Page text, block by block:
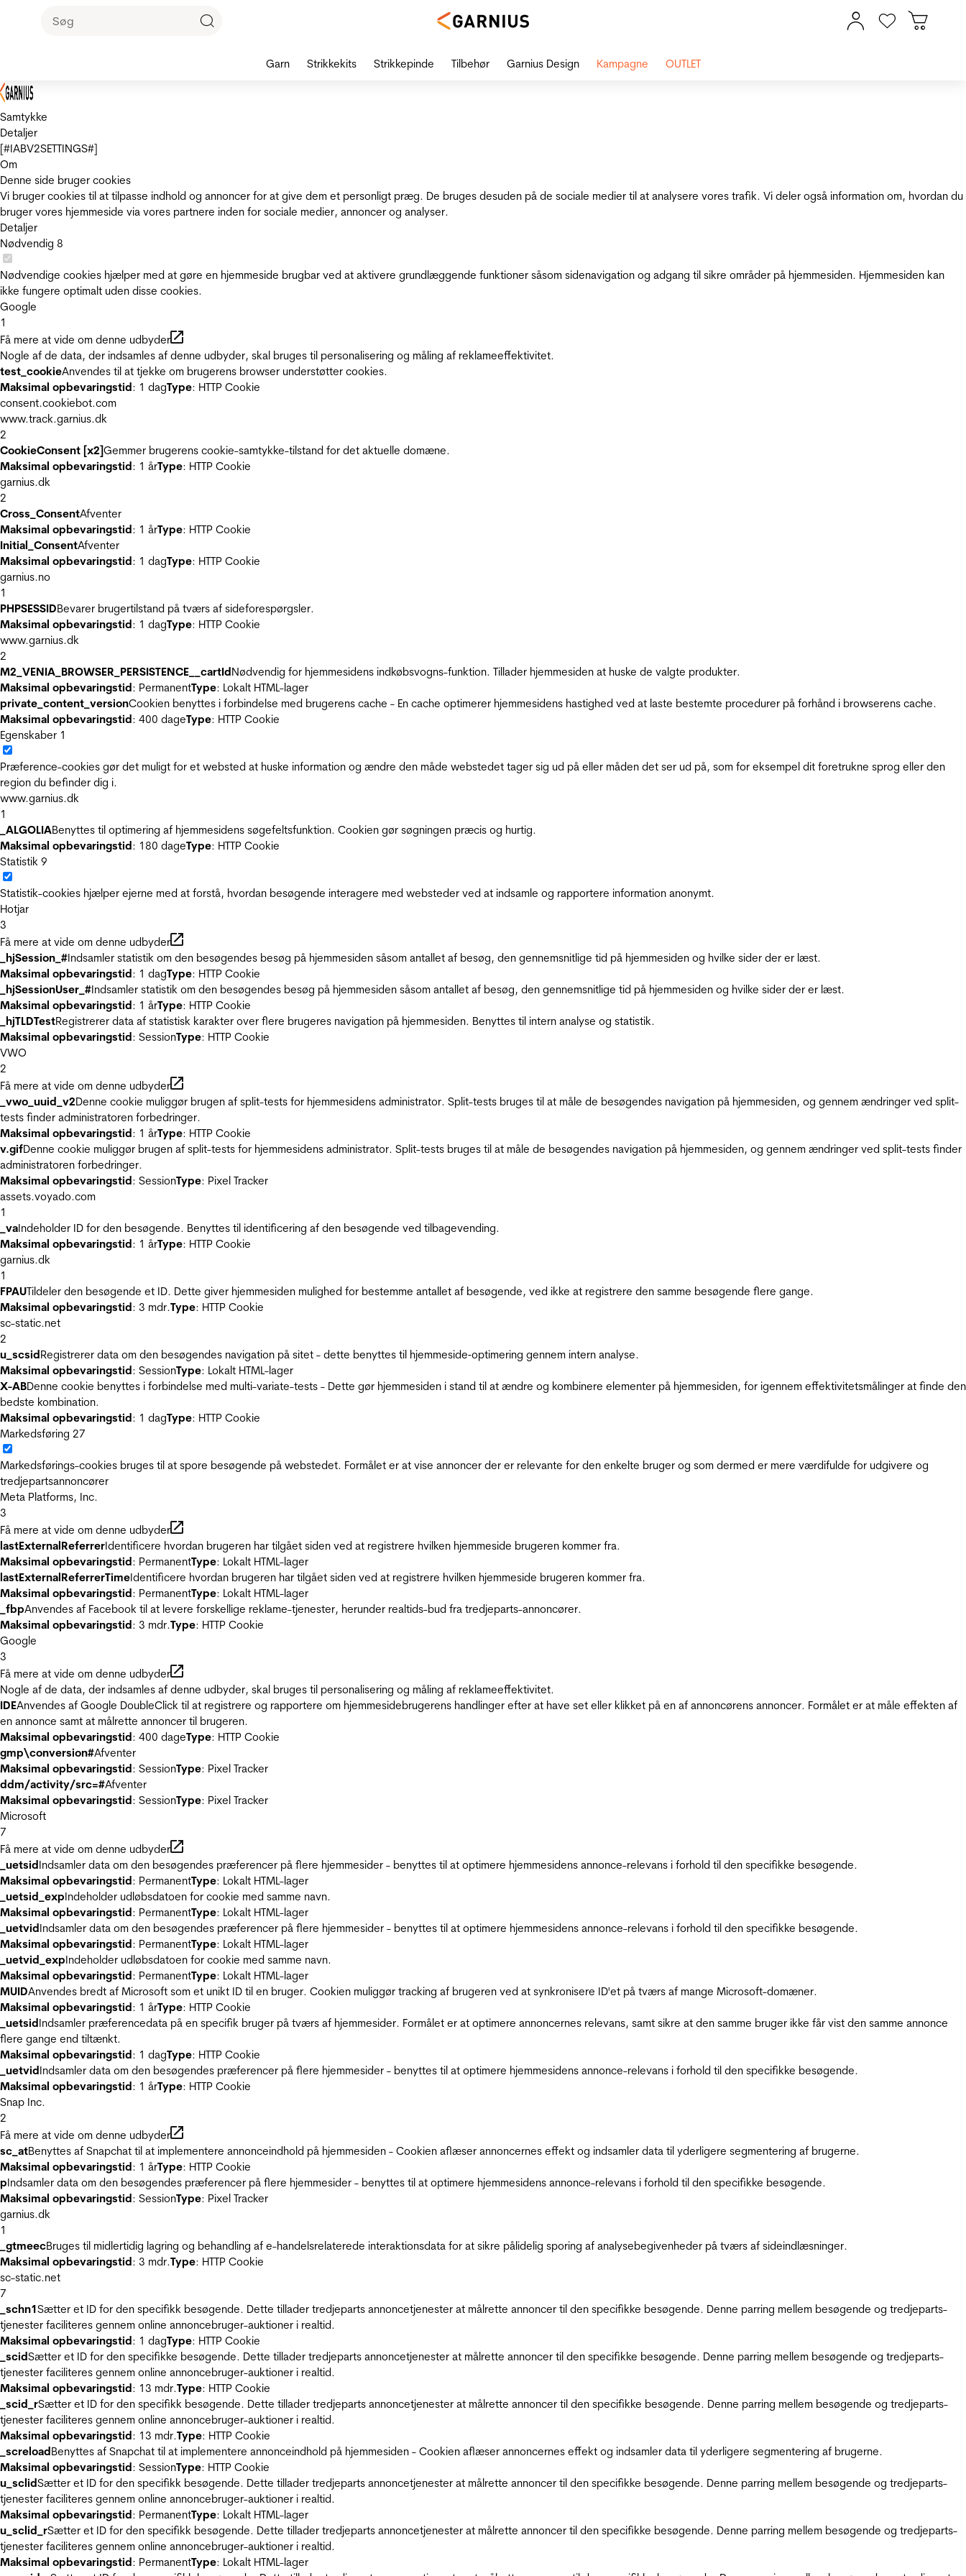
Samtykke
Detaljer
[#IABV2SETTINGS#]
Om
Denne side bruger cookies
Vi bruger cookies til at tilpasse indhold og annoncer for at give dem et personligt præg. De bruges desuden på de sociale medier til at analysere vores trafik. Vi deler også information om, hvordan du
bruger vores hjemmeside via vores partnere inden for sociale medier, annoncer og analyser.
Detaljer
Nødvendig 8
Nødvendige cookies hjælper med at gøre en hjemmeside brugbar ved at aktivere grundlæggende funktioner såsom sidenavigation og adgang til sikre områder på hjemmesiden. Hjemmesiden kan
ikke fungere optimalt uden disse cookies.
Google
1
Få mere at vide om denne udbyder
Nogle af de data, der indsamles af denne udbyder, skal bruges til personalisering og måling af reklameeffektivitet.
test_cookieAnvendes til at tjekke om brugerens browser understøtter cookies.
Maksimal opbevaringstid: 1 dagType: HTTP Cookie
consent.cookiebot.com
www.track.garnius.dk
2
CookieConsent [x2]Gemmer brugerens cookie-samtykke-tilstand for det aktuelle domæne.
Maksimal opbevaringstid: 1 årType: HTTP Cookie
garnius.dk
2
Cross_ConsentAfventer
Maksimal opbevaringstid: 1 årType: HTTP Cookie
Initial_ConsentAfventer
Maksimal opbevaringstid: 1 dagType: HTTP Cookie
garnius.no
1
PHPSESSIDBevarer brugertilstand på tværs af sideforespørgsler.
Maksimal opbevaringstid: 1 dagType: HTTP Cookie
www.garnius.dk
2
M2_VENIA_BROWSER_PERSISTENCE__cartIdNødvendig for hjemmesidens indkøbsvogns-funktion. Tillader hjemmesiden at huske de valgte produkter.
Maksimal opbevaringstid: PermanentType: Lokalt HTML-lager
private_content_versionCookien benyttes i forbindelse med brugerens cache - En cache optimerer hjemmesidens hastighed ved at laste bestemte procedurer på forhånd i browserens cache.
Maksimal opbevaringstid: 400 dageType: HTTP Cookie
Egenskaber 1
Præference-cookies gør det muligt for et websted at huske information og ændre den måde webstedet tager sig ud på eller måden det ser ud på, som for eksempel dit foretrukne sprog eller den
region du befinder dig i.
www.garnius.dk
1
_ALGOLIABenyttes til optimering af hjemmesidens søgefeltsfunktion. Cookien gør søgningen præcis og hurtig.
Maksimal opbevaringstid: 180 dageType: HTTP Cookie
Statistik 9
Statistik-cookies hjælper ejerne med at forstå, hvordan besøgende interagere med websteder ved at indsamle og rapportere information anonymt.
Hotjar
3
Få mere at vide om denne udbyder
_hjSession_#Indsamler statistik om den besøgendes besøg på hjemmesiden såsom antallet af besøg, den gennemsnitlige tid på hjemmesiden og hvilke sider der er læst.
Maksimal opbevaringstid: 1 dagType: HTTP Cookie
_hjSessionUser_#Indsamler statistik om den besøgendes besøg på hjemmesiden såsom antallet af besøg, den gennemsnitlige tid på hjemmesiden og hvilke sider der er læst.
Maksimal opbevaringstid: 1 årType: HTTP Cookie
_hjTLDTestRegistrerer data af statistisk karakter over flere brugeres navigation på hjemmesiden. Benyttes til intern analyse og statistik.
Maksimal opbevaringstid: SessionType: HTTP Cookie
VWO
2
Få mere at vide om denne udbyder
_vwo_uuid_v2Denne cookie muliggør brugen af split-tests for hjemmesidens administrator. Split-tests bruges til at måle de besøgendes navigation på hjemmesiden, og gennem ændringer ved split-
tests finder administratoren forbedringer.
Maksimal opbevaringstid: 1 årType: HTTP Cookie
v.gifDenne cookie muliggør brugen af split-tests for hjemmesidens administrator. Split-tests bruges til at måle de besøgendes navigation på hjemmesiden, og gennem ændringer ved split-tests finder
administratoren forbedringer.
Maksimal opbevaringstid: SessionType: Pixel Tracker
assets.voyado.com
1
_vaIndeholder ID for den besøgende. Benyttes til identificering af den besøgende ved tilbagevending.
Maksimal opbevaringstid: 1 årType: HTTP Cookie
garnius.dk
1
FPAUTildeler den besøgende et ID. Dette giver hjemmesiden mulighed for bestemme antallet af besøgende, ved ikke at registrere den samme besøgende flere gange.
Maksimal opbevaringstid: 3 mdr.Type: HTTP Cookie
sc-static.net
2
u_scsidRegistrerer data om den besøgendes navigation på sitet - dette benyttes til hjemmeside‐optimering gennem intern analyse.
Maksimal opbevaringstid: SessionType: Lokalt HTML-lager
X-ABDenne cookie benyttes i forbindelse med multi-variate-tests - Dette gør hjemmesiden i stand til at ændre og kombinere elementer på hjemmesiden, for igennem effektivitetsmålinger at finde den
bedste kombination.
Maksimal opbevaringstid: 1 dagType: HTTP Cookie
Markedsføring 27
Markedsførings-cookies bruges til at spore besøgende på webstedet. Formålet er at vise annoncer der er relevante for den enkelte bruger og som dermed er mere værdifulde for udgivere og
tredjepartsannoncører
Meta Platforms, Inc.
3
Få mere at vide om denne udbyder
lastExternalReferrerIdentificere hvordan brugeren har tilgået siden ved at registrere hvilken hjemmeside brugeren kommer fra.
Maksimal opbevaringstid: PermanentType: Lokalt HTML-lager
lastExternalReferrerTimeIdentificere hvordan brugeren har tilgået siden ved at registrere hvilken hjemmeside brugeren kommer fra.
Maksimal opbevaringstid: PermanentType: Lokalt HTML-lager
_fbpAnvendes af Facebook til at levere forskellige reklame-tjenester, herunder realtids-bud fra tredjeparts-annoncører.
Maksimal opbevaringstid: 3 mdr.Type: HTTP Cookie
Google
3
Få mere at vide om denne udbyder
Nogle af de data, der indsamles af denne udbyder, skal bruges til personalisering og måling af reklameeffektivitet.
IDEAnvendes af Google DoubleClick til at registrere og rapportere om hjemmesidebrugerens handlinger efter at have set eller klikket på en af annoncørens annoncer. Formålet er at måle effekten af
en annonce samt at målrette annoncer til brugeren.
Maksimal opbevaringstid: 400 dageType: HTTP Cookie
gmp\conversion#Afventer
Maksimal opbevaringstid: SessionType: Pixel Tracker
ddm/activity/src=#Afventer
Maksimal opbevaringstid: SessionType: Pixel Tracker
Microsoft
7
Få mere at vide om denne udbyder
_uetsidIndsamler data om den besøgendes præferencer på flere hjemmesider - benyttes til at optimere hjemmesidens annonce-relevans i forhold til den specifikke besøgende.
Maksimal opbevaringstid: PermanentType: Lokalt HTML-lager
_uetsid_expIndeholder udløbsdatoen for cookie med samme navn.
Maksimal opbevaringstid: PermanentType: Lokalt HTML-lager
_uetvidIndsamler data om den besøgendes præferencer på flere hjemmesider - benyttes til at optimere hjemmesidens annonce-relevans i forhold til den specifikke besøgende.
Maksimal opbevaringstid: PermanentType: Lokalt HTML-lager
_uetvid_expIndeholder udløbsdatoen for cookie med samme navn.
Maksimal opbevaringstid: PermanentType: Lokalt HTML-lager
MUIDAnvendes bredt af Microsoft som et unikt ID til en bruger. Cookien muliggør tracking af brugeren ved at synkronisere ID'et på tværs af mange Microsoft-domæner.
Maksimal opbevaringstid: 1 årType: HTTP Cookie
_uetsidIndsamler præferencedata på en specifik bruger på tværs af hjemmesider. Formålet er at optimere annoncernes relevans, samt sikre at den samme bruger ikke får vist den samme annonce
flere gange end tiltænkt.
Maksimal opbevaringstid: 1 dagType: HTTP Cookie
_uetvidIndsamler data om den besøgendes præferencer på flere hjemmesider - benyttes til at optimere hjemmesidens annonce-relevans i forhold til den specifikke besøgende.
Maksimal opbevaringstid: 1 årType: HTTP Cookie
Snap Inc.
2
Få mere at vide om denne udbyder
sc_atBenyttes af Snapchat til at implementere annonceindhold på hjemmesiden - Cookien aflæser annoncernes effekt og indsamler data til yderligere segmentering af brugerne.
Maksimal opbevaringstid: 1 årType: HTTP Cookie
pIndsamler data om den besøgendes præferencer på flere hjemmesider - benyttes til at optimere hjemmesidens annonce-relevans i forhold til den specifikke besøgende.
Maksimal opbevaringstid: SessionType: Pixel Tracker
garnius.dk
1
_gtmeecBruges til midlertidig lagring og behandling af e-handelsrelaterede interaktionsdata for at sikre pålidelig sporing af analysebegivenheder på tværs af sideindlæsninger.
Maksimal opbevaringstid: 3 mdr.Type: HTTP Cookie
sc-static.net
7
_schn1Sætter et ID for den specifikk besøgende. Dette tillader tredjeparts annoncetjenester at målrette annoncer til den specifikke besøgende. Denne parring mellem besøgende og tredjeparts-
tjenester faciliteres gennem online annoncebruger-auktioner i realtid.
Maksimal opbevaringstid: 1 dagType: HTTP Cookie
_scidSætter et ID for den specifikke besøgende. Dette tillader tredjeparts annoncetjenester at målrette annoncer til den specifikke besøgende. Denne parring mellem besøgende og tredjeparts-
tjenester faciliteres gennem online annoncebruger-auktioner i realtid.
Maksimal opbevaringstid: 13 mdr.Type: HTTP Cookie
_scid_rSætter et ID for den specifikk besøgende. Dette tillader tredjeparts annoncetjenester at målrette annoncer til den specifikke besøgende. Denne parring mellem besøgende og tredjeparts-
tjenester faciliteres gennem online annoncebruger-auktioner i realtid.
Maksimal opbevaringstid: 13 mdr.Type: HTTP Cookie
_screloadBenyttes af Snapchat til at implementere annonceindhold på hjemmesiden - Cookien aflæser annoncernes effekt og indsamler data til yderligere segmentering af brugerne.
Maksimal opbevaringstid: SessionType: HTTP Cookie
u_sclidSætter et ID for den specifikk besøgende. Dette tillader tredjeparts annoncetjenester at målrette annoncer til den specifikke besøgende. Denne parring mellem besøgende og tredjeparts-
tjenester faciliteres gennem online annoncebruger-auktioner i realtid.
Maksimal opbevaringstid: PermanentType: Lokalt HTML-lager
u_sclid_rSætter et ID for den specifikk besøgende. Dette tillader tredjeparts annoncetjenester at målrette annoncer til den specifikke besøgende. Denne parring mellem besøgende og tredjeparts-
tjenester faciliteres gennem online annoncebruger-auktioner i realtid.
Maksimal opbevaringstid: PermanentType: Lokalt HTML-lager
Garn Strikkekits Strikkepinde Tilbehør Garnius Design Kampagne OUTLET